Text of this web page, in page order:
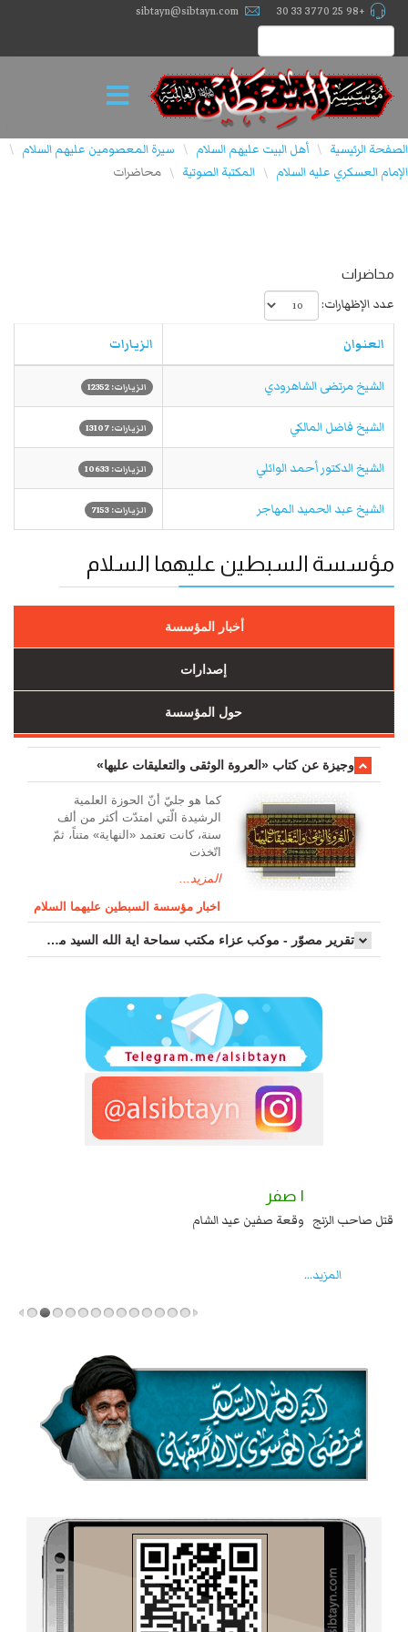
+98 25 3770 33 30
sibtayn@sibtayn.com
الصفحة الرئيسية \ أهل البيت عليهم السلام \ سيرة المعصومين عليهم السلام \
الإمام العسكري عليه السلام \ المكتبة الصوتية \ محاضرات
محاضرات
عدد الإظهارات:
العنوان الزيارات
الشيخ مرتضى الشاهرودي الزيارات: 12352
الشيخ فاضل المالكي الزيارات: 13107
الشيخ الدكتور أحمد الوائلي الزيارات: 10633
الشيخ عبد الحميد المهاجر الزيارات: 7153
مؤسسة السبطين عليهما السلام
أخبار المؤسسة
إصدارات
حول المؤسسة
وجیزة عن کتاب «العروة الوثقی والتعلیقات علیها»
کما هو جليّ أنّ الحوزة العلمیة
الرشیدة الّتي امتدّت أكثر من ألف
سنة، كانت تعتمد «النهاية» متناً، ثمّ
اتّخذت
المزيد...
اخبار مؤسسة السبطين عليهما السلام
تقرير مصوّر - موكب عزاء مکتب سماحة اية الله السيد مرتضى الموسوي الاصفهاني في يوم إستشهاد السيدة فاطم...
عند يزيد شهادة زيد بن علي بن الحسين عليهما السلام قتل صاحب الزنج